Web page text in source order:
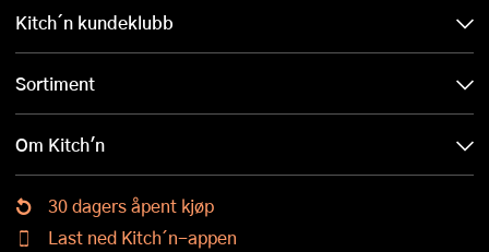
Kitch´n kundeklubb
Sortiment
Om Kitch'n
30 dagers åpent kjøp
Last ned Kitch´n-appen